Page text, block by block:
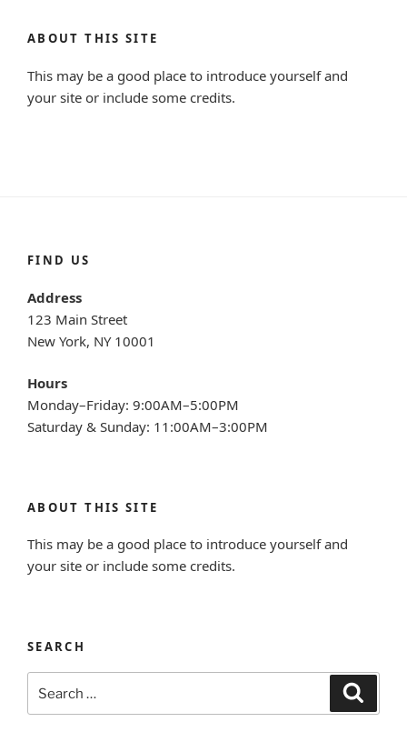
ABOUT THIS SITE
This may be a good place to introduce yourself and
your site or include some credits.
FIND US
Address
123 Main Street
New York, NY 10001
Hours
Monday–Friday: 9:00AM–5:00PM
Saturday & Sunday: 11:00AM–3:00PM
ABOUT THIS SITE
This may be a good place to introduce yourself and
your site or include some credits.
SEARCH
for: